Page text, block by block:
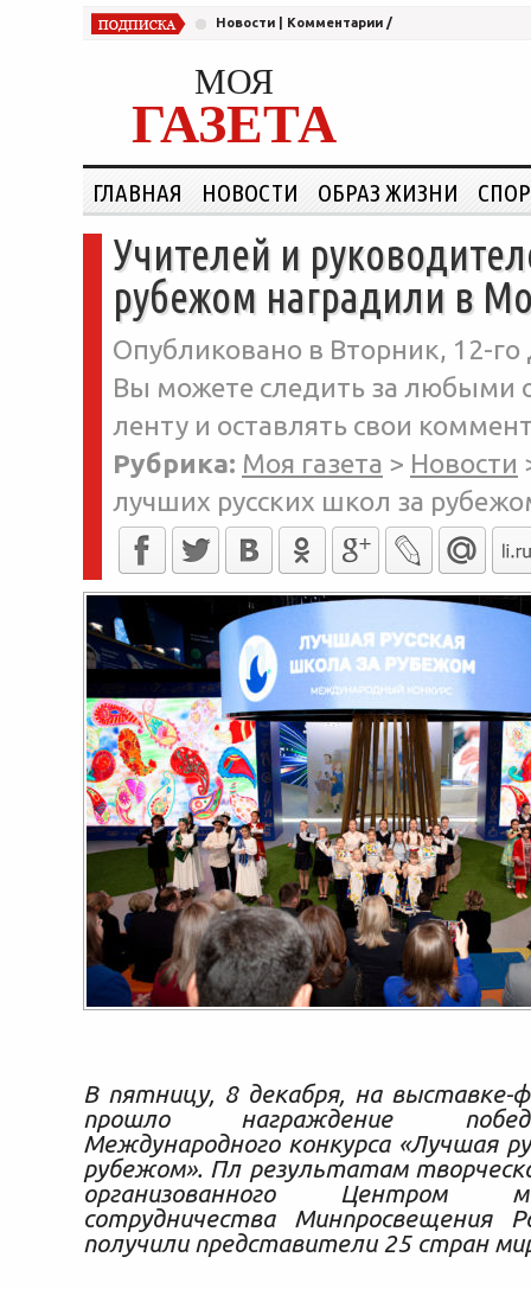
Новости Комментарии /
МОЯ
ГАЗЕТА
ГЛАВНАЯ НОВОСТИ ОБРАЗ ЖИЗНИ
Учителей и
рубежом наградили в
Опубликовано в Вторник, 12-го
Вы можете следить за любыми
ленту и оставлять свои
Рубрика: Моя газета > Новости
лучших русских школ за
В пятницу, 8 декабря, на выставке-
прошло награждение
Международного конкурса «Лучшая
рубежом». Пл результатам
организованного Центром
сотрудничестваМинпросвещения
получили представители 25 стран